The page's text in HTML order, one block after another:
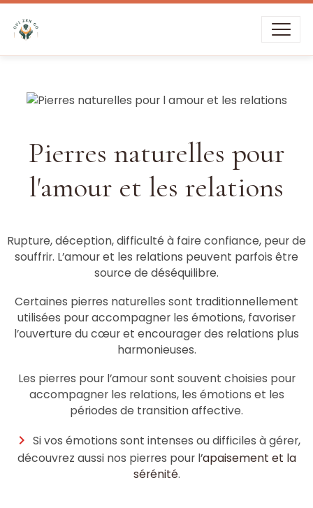
Pierres naturelles pour
l'amour et les relations
Rupture, déception, difficulté à faire confiance, peur de
souffrir. L’amour et les relations peuvent parfois être
source de déséquilibre.
Certaines pierres naturelles sont traditionnellement
utilisées pour accompagner les émotions, favoriser
l’ouverture du cœur et encourager des relations plus
harmonieuses.
Les pierres pour l’amour sont souvent choisies pour
accompagner les relations, les émotions et les
périodes de transition affective.
Si vos émotions sont intenses ou difficiles à gérer,
découvrez aussi nos pierres pour l’apaisement et la
sérénité.